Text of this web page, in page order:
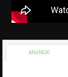
ANÚNCIO